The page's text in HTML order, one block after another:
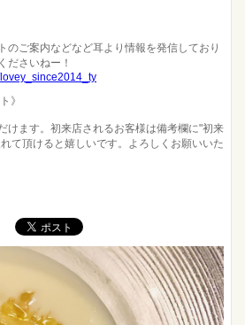
のご案内などなど耳より情報を発信しており
ださいねー！
》
けます。初来店されるお客様は備考欄に"初来
て頂けると嬉しいです。よろしくお願いいた